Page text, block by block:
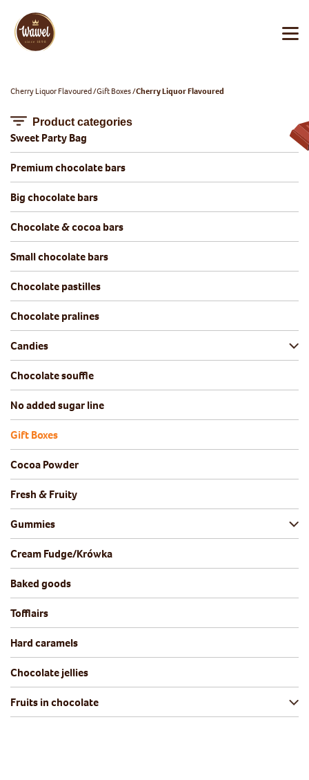
Cherry Liquor Flavoured Gift Boxes Cherry Liquor Flavoured
Product categories
Sweet Party Bag
Premium chocolate bars
Big chocolate bars
Chocolate & cocoa bars
Small chocolate bars
Chocolate pastilles
Chocolate pralines
Candies
Chocolate souffle
No added sugar line
Gift Boxes
Cocoa Powder
Fresh & Fruity
Gummies
Cream Fudge/Krówka
Baked goods
Tofflairs
Hard caramels
Chocolate jellies
Fruits in chocolate